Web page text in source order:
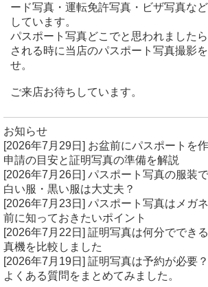
ード写真・運転免許写真・ビザ写真な
しています。
パスポート写真どこでと思われました
される時に当店のパスポート写真撮影
せ。
ご来店お待ちしています。
お知らせ
[2026年7月29日] お盆前にパスポートを
申請の目安と証明写真の準備を解説
[2026年7月26日] パスポート写真の服装
白い服・黒い服は大丈夫？
[2026年7月23日] パスポート写真はメガ
前に知っておきたいポイント
[2026年7月22日] 証明写真は何分ででき
真機を比較しました
[2026年7月19日] 証明写真は予約が必要
よくある質問をまとめてみました。